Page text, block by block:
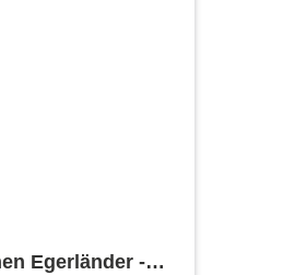
Egerländer -